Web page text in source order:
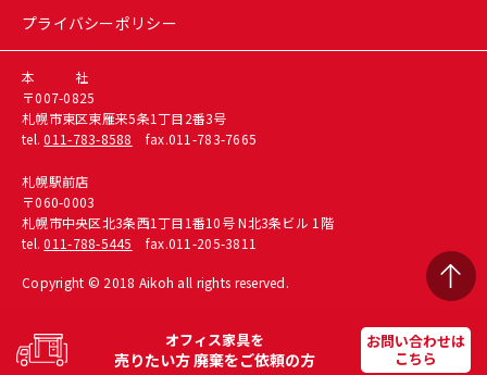
オフィス家具を
売りたい方 廃棄をご依頼の方
お問い合わせは
こちら
プライバシーポリシー
本 社
〒007-0825
札幌市東区東雁来5条1丁目2番3号
tel.011-783-8588 fax.011-783-7665
札幌駅前店
〒060-0003
札幌市中央区北3条西1丁目1番10号 N北3条ビル 1階
tel.011-788-5445 fax.011-205-3811
Copyright © 2018 Aikoh all rights reserved.